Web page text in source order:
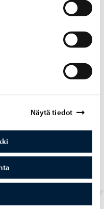
Näytä tiedot
ta­
siir­ret­tä­väk­si
elo­kuus­